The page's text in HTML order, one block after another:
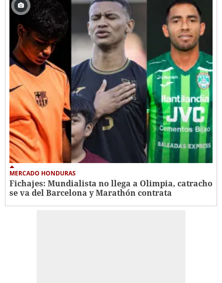
MERCADO HONDURAS
Fichajes: Mundialista no llega a Olimpia, catracho
se va del Barcelona y Marathón contrata